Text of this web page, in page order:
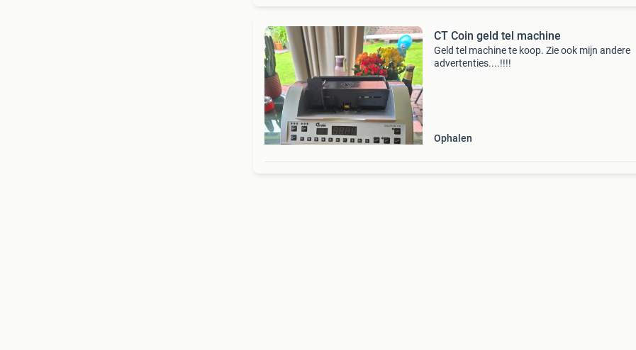
CT Coin geld tel machine
Geld tel machine te koop. Zie ook mijn andere
advertenties....!!!!
Ophalen